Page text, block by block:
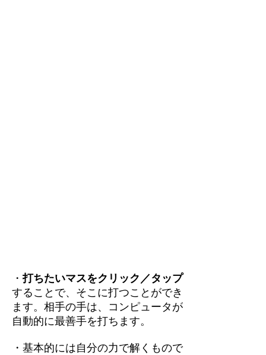
・打ちたいマスをクリック／タップ
することで、そこに打つことができ
ます。相手の手は、コンピュータが
自動的に最善手を打ちます。
・基本的には自分の力で解くもので